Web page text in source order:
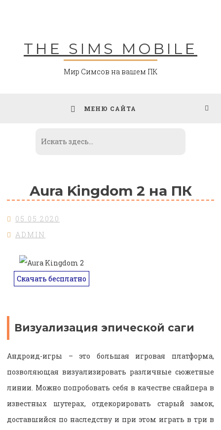
THE SIMS MOBILE
Мир Симсов на вашем ПК
МЕНЮ САЙТА
Aura Kingdom 2 на ПК
05.05.2020
ADMIN
Скачать бесплатно
Визуализация эпической саги
Андроид-игры – это большая игровая платформа,
позволяющая визуализировать различные сюжетные
линии. Можно попробовать себя в качестве снайпера в
известных шутерах, отдекорировать старый замок,
доставшийся по наследству и при этом играть в три в